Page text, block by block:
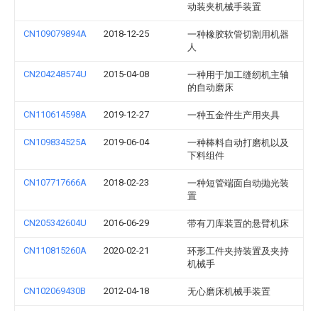
动装夹机械手装置
CN109079894A 2018-12-25
一种橡胶软管切割用机器
人
CN204248574U 2015-04-08
一种用于加工缝纫机主轴
的自动磨床
CN110614598A 2019-12-27 一种五金件生产用夹具
CN109834525A 2019-06-04
一种棒料自动打磨机以及
下料组件
CN107717666A 2018-02-23
一种短管端面自动抛光装
置
CN205342604U 2016-06-29 带有刀库装置的悬臂机床
CN110815260A 2020-02-21
环形工件夹持装置及夹持
机械手
CN102069430B 2012-04-18 无心磨床机械手装置